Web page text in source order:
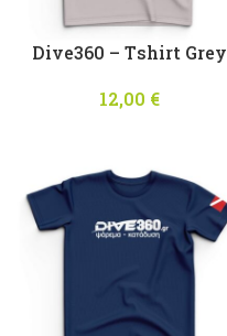
Dive360 – Τshirt Grey
12,00 €